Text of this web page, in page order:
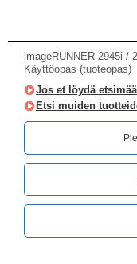
imageRUNNER 2945i /
Käyttöopas (tuoteopas)
Jos et löydä
Etsi muiden